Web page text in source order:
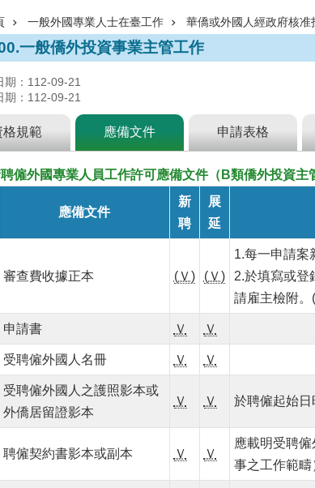
一般外國專業人士在臺工作 華僑或外國人經政府核
一般僑外投資事業主管工作
：112-09-21
：112-09-21
格規範 應備文件 申請表格
僱外國專業人員工作許可應備文件（B類僑外投資主
應備文件
新
聘
展
延
審查費收據正本 (Ｖ) (Ｖ)
1.每一申請案
2.於填寫或登
請雇主檢附。
申請書 Ｖ Ｖ
受聘僱外國人名冊 Ｖ Ｖ
受聘僱外國人之護照影本或
外僑居留證影本
Ｖ Ｖ 於聘僱起始日
聘僱契約書影本或副本 Ｖ Ｖ
應載明受聘
事之工作範